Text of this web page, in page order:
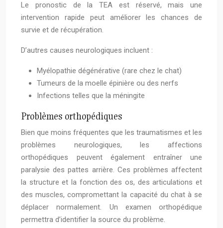
Le pronostic de la TEA est réservé, mais une
intervention rapide peut améliorer les chances de
survie et de récupération.
D’autres causes neurologiques incluent :
Myélopathie dégénérative (rare chez le chat)
Tumeurs de la moelle épinière ou des nerfs
Infections telles que la méningite
Problèmes orthopédiques
Bien que moins fréquentes que les traumatismes et les
problèmes neurologiques, les affections
orthopédiques peuvent également entraîner une
paralysie des pattes arrière. Ces problèmes affectent
la structure et la fonction des os, des articulations et
des muscles, compromettant la capacité du chat à se
déplacer normalement. Un examen orthopédique
permettra d’identifier la source du problème.